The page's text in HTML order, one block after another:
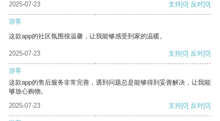
2025-07-23 支持[0] 反对[0]
游客
这款app的社区氛围很温馨，让我能够感受到家的温暖。
2025-07-23 支持[0] 反对[0]
游客
这款app的售后服务非常完善，遇到问题总是能够得到妥善解决，让我能
够放心购物。
2025-07-23
支持[0] 反对[0]